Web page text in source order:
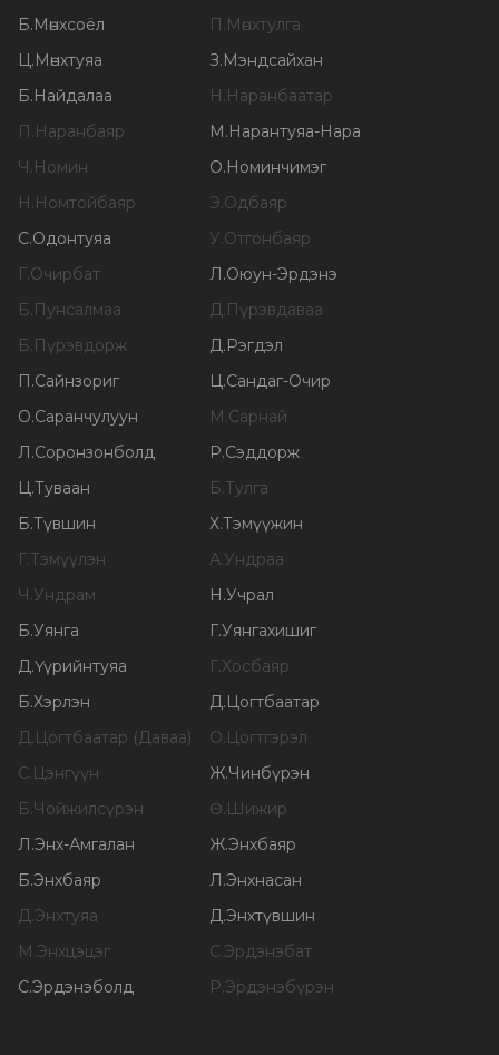
Б.Мөнхсоёл П.Мөнхтулга
Ц.Мөнхтуяа З.Мэндсайхан
Б.Найдалаа Н.Наранбаатар
П.Наранбаяр М.Нарантуяа-Нара
Ч.Номин О.Номинчимэг
Н.Номтойбаяр Э.Одбаяр
С.Одонтуяа У.Отгонбаяр
Г.Очирбат Л.Оюун-Эрдэнэ
Б.Пунсалмаа Д.Пүрэвдаваа
Б.Пүрэвдорж Д.Рэгдэл
П.Сайнзориг Ц.Сандаг-Очир
О.Саранчулуун М.Сарнай
Л.Соронзонболд Р.Сэддорж
Ц.Туваан Б.Тулга
Б.Түвшин Х.Тэмүүжин
Г.Тэмүүлэн А.Ундраа
Ч.Ундрам Н.Учрал
Б.Уянга Г.Уянгахишиг
Д.Үүрийнтуяа Г.Хосбаяр
Б.Хэрлэн Д.Цогтбаатар
Д.Цогтбаатар (Даваа) О.Цогтгэрэл
С.Цэнгүүн Ж.Чинбүрэн
Б.Чойжилсүрэн Ө.Шижир
Л.Энх-Амгалан Ж.Энхбаяр
Б.Энхбаяр Л.Энхнасан
Д.Энхтуяа Д.Энхтүвшин
М.Энхцэцэг С.Эрдэнэбат
С.Эрдэнэболд Р.Эрдэнэбүрэн